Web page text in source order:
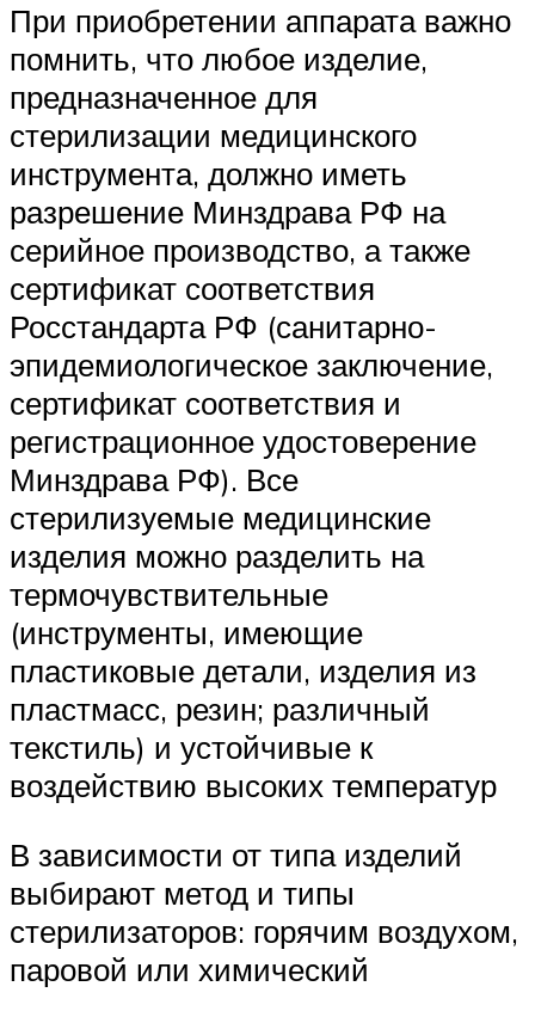
При приобретении аппарата важно
помнить, что любое изделие,
предназначенное для
стерилизации медицинского
инструмента, должно иметь
разрешение Минздрава РФ на
серийное производство, а также
сертификат соответствия
Росстандарта РФ (санитарно-
эпидемиологическое заключение,
сертификат соответствия и
регистрационное удостоверение
Минздрава РФ). Все
стерилизуемые медицинские
изделия можно разделить на
термочувствительные
(инструменты, имеющие
пластиковые детали, изделия из
пластмасс, резин; различный
текстиль) и устойчивые к
воздействию высоких температур
В зависимости от типа изделий
выбирают метод и типы
стерилизаторов: горячим воздухом,
паровой или химический